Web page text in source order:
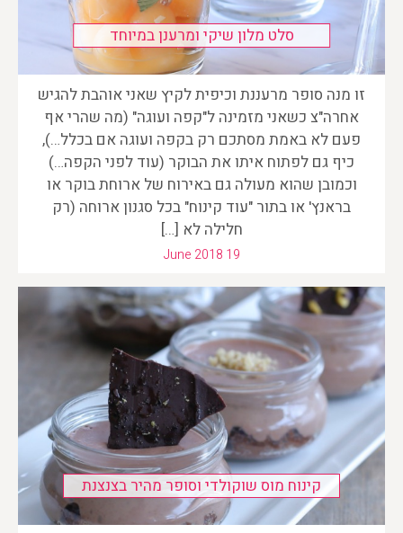
סלט מלון שיקי ומרענן במיוחד
זו מנה סופר מרעננת וכיפית לקיץ שאני אוהבת להגיש
אחרה"צ כשאני מזמינה ל"קפה ועוגה" (מה שהרי אף
פעם לא באמת מסתכם רק בקפה ועוגה אם בכלל…),
כיף גם לפתוח איתו את הבוקר (עוד לפני הקפה…)
וכמובן שהוא מעולה גם באירוח של ארוחת בוקר או
בראנץ' או בתור "עוד קינוח" בכל סגנון ארוחה (רק
חלילה לא […]
June 2018 19
קינוח מוס שוקולדי וסופר מהיר בצנצנת